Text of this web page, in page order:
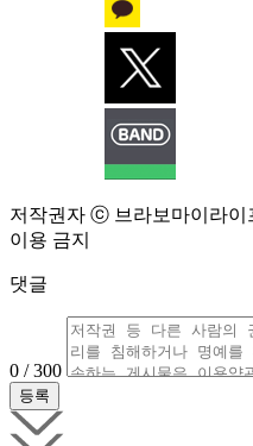
저작권자 ⓒ 브라보마이라이
이용 금지
댓글
0 / 300